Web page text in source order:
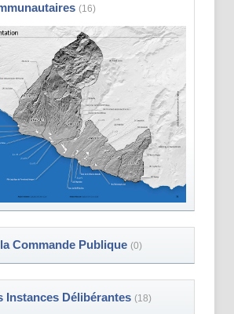
(16)
Commande Publique (0)
Instances Délibérantes (18)